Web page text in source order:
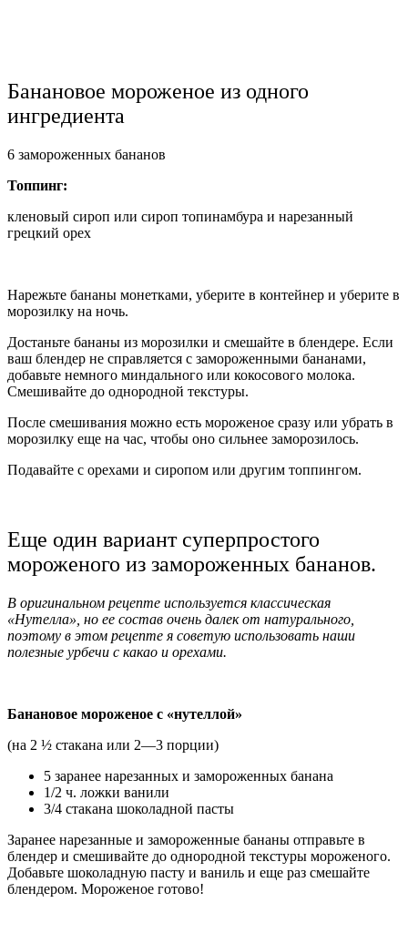
Банановое мороженое из одного
ингредиента
6 замороженных бананов
Топпинг:
кленовый сироп или сироп топинамбура и нарезанный
грецкий орех
Нарежьте бананы монетками, уберите в контейнер и уберите в
морозилку на ночь.
Достаньте бананы из морозилки и смешайте в блендере. Если
ваш блендер не справляется с замороженными бананами,
добавьте немного миндального или кокосового молока.
Смешивайте до однородной текстуры.
После смешивания можно есть мороженое сразу или убрать в
морозилку еще на час, чтобы оно сильнее заморозилось.
Подавайте с орехами и сиропом или другим топпингом.
Еще один вариант суперпростого
мороженого из замороженных бананов.
В оригинальном рецепте используется классическая
«Нутелла», но ее состав очень далек от натурального,
поэтому в этом рецепте я советую использовать наши
полезные урбечи с какао и орехами.
Банановое мороженое с «нутеллой»
(на 2 ½ стакана или 2—3 порции)
5 заранее нарезанных и замороженных банана
1/2 ч. ложки ванили
3/4 стакана шоколадной пасты
Заранее нарезанные и замороженные бананы отправьте в
блендер и смешивайте до однородной текстуры мороженого.
Добавьте шоколадную пасту и ваниль и еще раз смешайте
блендером. Мороженое готово!